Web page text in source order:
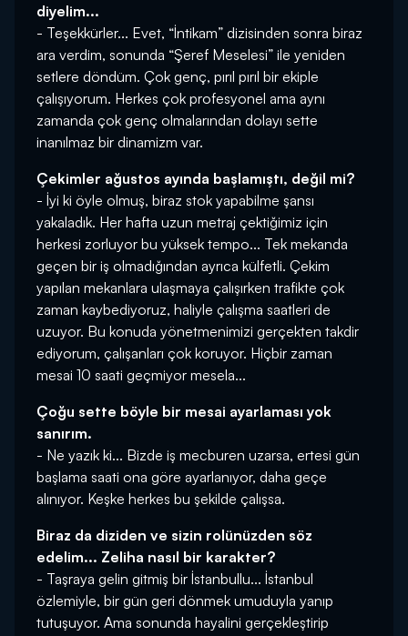
diyelim...
- Teşekkürler... Evet, “İntikam” dizisinden sonra biraz
ara verdim, sonunda “Şeref Meselesi” ile yeniden
setlere döndüm. Çok genç, pırıl pırıl bir ekiple
çalışıyorum. Herkes çok profesyonel ama aynı
zamanda çok genç olmalarından dolayı sette
inanılmaz bir dinamizm var.
Çekimler ağustos ayında başlamıştı, değil mi?
- İyi ki öyle olmuş, biraz stok yapabilme şansı
yakaladık. Her hafta uzun metraj çektiğimiz için
herkesi zorluyor bu yüksek tempo... Tek mekanda
geçen bir iş olmadığından ayrıca külfetli. Çekim
yapılan mekanlara ulaşmaya çalışırken trafikte çok
zaman kaybediyoruz, haliyle çalışma saatleri de
uzuyor. Bu konuda yönetmenimizi gerçekten takdir
ediyorum, çalışanları çok koruyor. Hiçbir zaman
mesai 10 saati geçmiyor mesela...
Çoğu sette böyle bir mesai ayarlaması yok
sanırım.
- Ne yazık ki... Bizde iş mecburen uzarsa, ertesi gün
başlama saati ona göre ayarlanıyor, daha geçe
alınıyor. Keşke herkes bu şekilde çalışsa.
Biraz da diziden ve sizin rolünüzden söz
edelim... Zeliha nasıl bir karakter?
- Taşraya gelin gitmiş bir İstanbullu... İstanbul
özlemiyle, bir gün geri dönmek umuduyla yanıp
tutuşuyor. Ama sonunda hayalini gerçekleştirip